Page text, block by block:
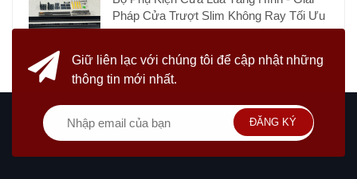
Pháp Cửa Trượt Slim Không Ray Tối Ưu
Giữ liên lạc với chúng tôi để cập nhật những
thông tin mới nhất.
ĐĂNG KÝ